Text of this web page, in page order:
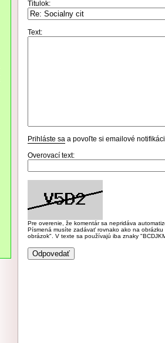
Titulok:
Text:
Prihláste sa a povoľte si emailové
Overovací text:
Pre overenie, že komentár sa nepridáva
Písmená musíte zadávať rovnako ako na
obrázok". V texte sa používajú iba znaky